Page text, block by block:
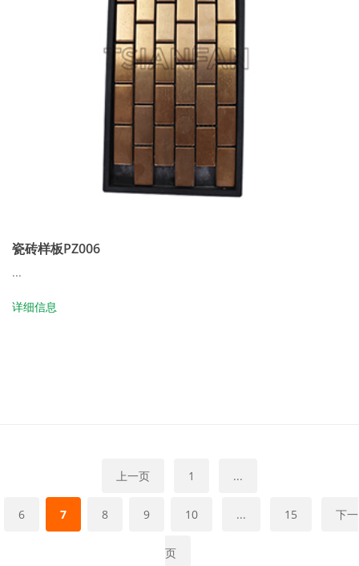
瓷砖样板PZ006
...
详细信息
上一页 1 ...
6 7 8 9 10 ... 15 下一
页